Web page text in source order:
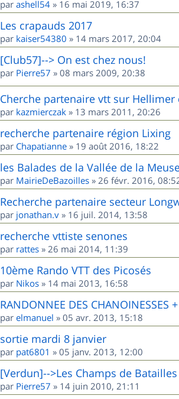
par ashell54 » 16 mai 2019, 16:37
Les crapauds 2017
par kaiser54380 » 14 mars 2017, 20:04
[Club57]--> On est chez nous!
par Pierre57 » 08 mars 2009, 20:38
Cherche partenaire vtt sur Hellimer
par kazmierczak » 13 mars 2011, 20:26
recherche partenaire région Lixing
par Chapatianne » 19 août 2016, 18:22
les Balades de la Vallée de la
par MairieDeBazoilles » 26 févr. 2016,
Recherche partenaire secteur
par jonathan.v » 16 juil. 2014, 13:58
recherche vttiste senones
par rattes » 26 mai 2014, 11:39
10ème Rando VTT des Picosés
par Nikos » 14 mai 2013, 16:58
RANDONNEE DES CHANOINESSES
par elmanuel » 05 avr. 2013, 15:18
sortie mardi 8 janvier
par pat6801 » 05 janv. 2013, 12:00
[Verdun]-->Les Champs de Batailles
par Pierre57 » 14 juin 2010, 21:11